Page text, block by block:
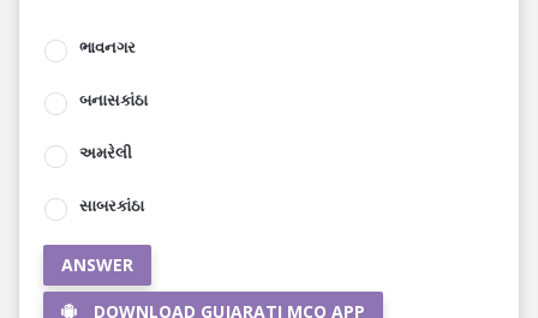
ભાવનગર
બનાસકાંઠા
અમરેલી
સાબરકાંઠા
ANSWER
DOWNLOAD GUJARATI MCQ APP